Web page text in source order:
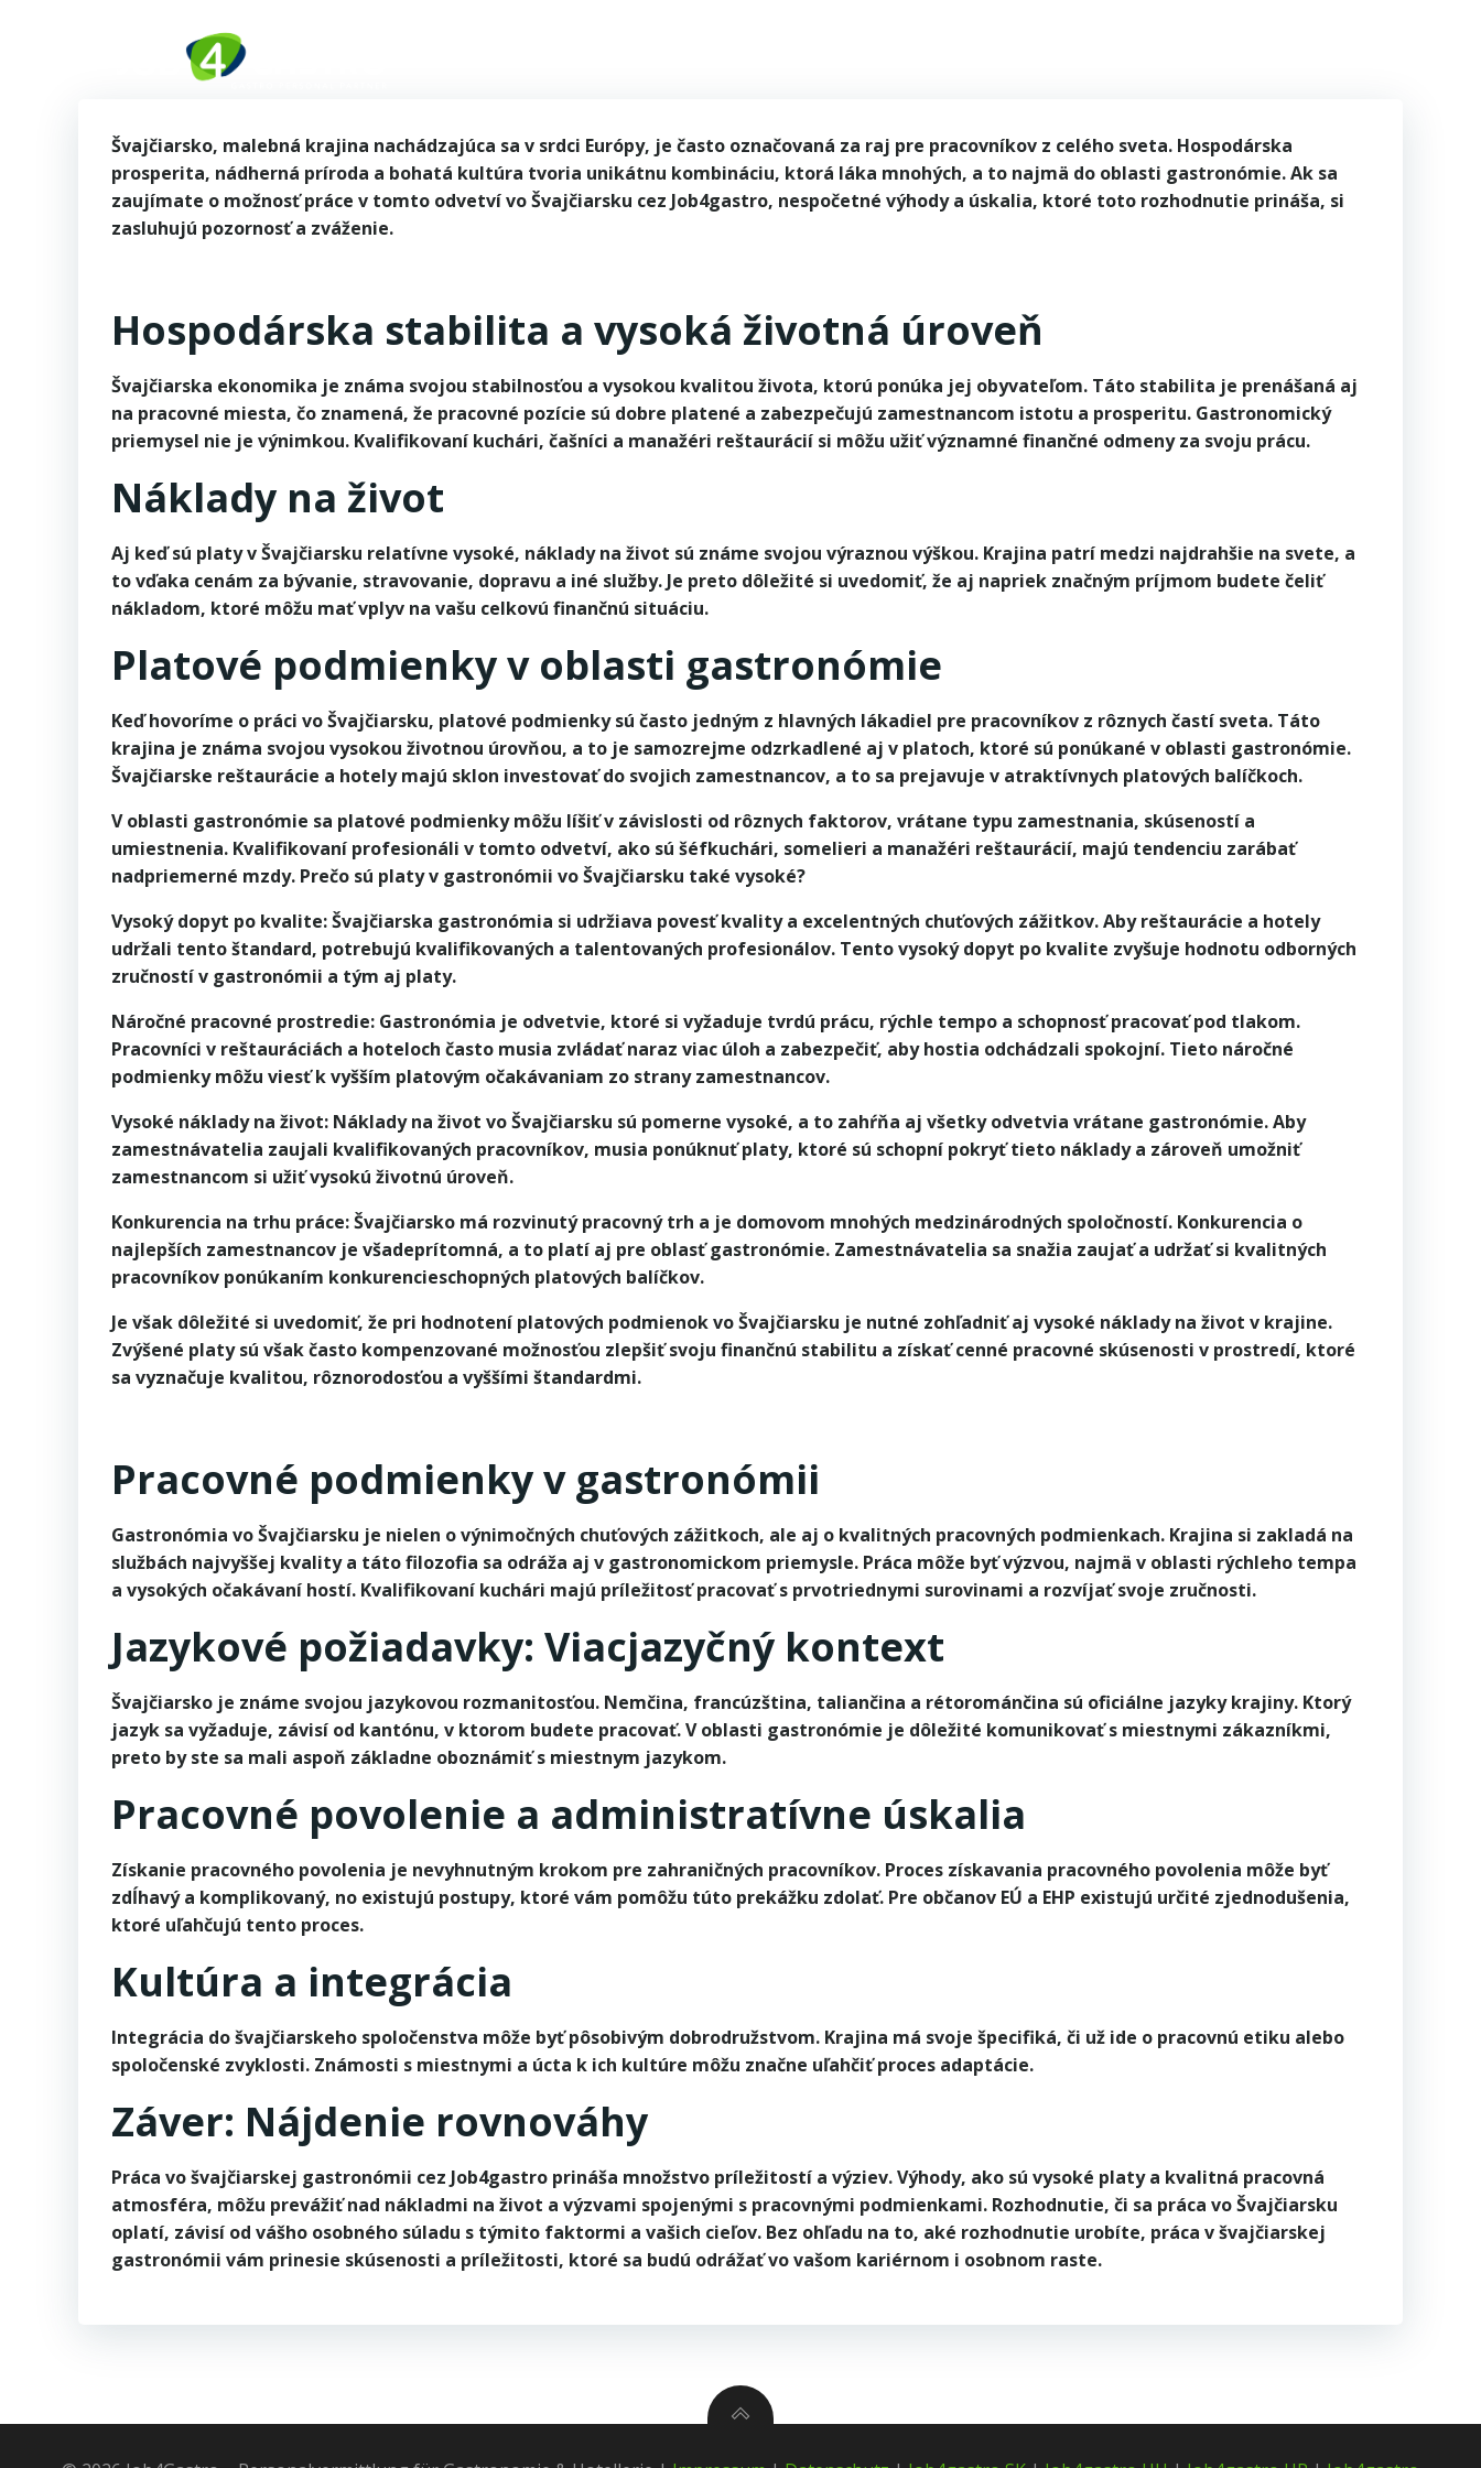
Švajčiarsko, malebná krajina nachádzajúca sa v srdci Európy, je často označovaná za raj pre pracovníkov z celého sveta. Hospodárska
prosperita, nádherná príroda a bohatá kultúra tvoria unikátnu kombináciu, ktorá láka mnohých, a to najmä do oblasti gastronómie. Ak sa
zaujímate o možnosť práce v tomto odvetví vo Švajčiarsku cez Job4gastro, nespočetné výhody a úskalia, ktoré toto rozhodnutie prináša, si
zasluhujú pozornosť a zváženie.
Hospodárska stabilita a vysoká životná úroveň
Švajčiarska ekonomika je známa svojou stabilnosťou a vysokou kvalitou života, ktorú ponúka jej obyvateľom. Táto stabilita je prenášaná aj
na pracovné miesta, čo znamená, že pracovné pozície sú dobre platené a zabezpečujú zamestnancom istotu a prosperitu. Gastronomický
priemysel nie je výnimkou. Kvalifikovaní kuchári, čašníci a manažéri reštaurácií si môžu užiť významné finančné odmeny za svoju prácu.
Náklady na život
Aj keď sú platy v Švajčiarsku relatívne vysoké, náklady na život sú známe svojou výraznou výškou. Krajina patrí medzi najdrahšie na svete, a
to vďaka cenám za bývanie, stravovanie, dopravu a iné služby. Je preto dôležité si uvedomiť, že aj napriek značným príjmom budete čeliť
nákladom, ktoré môžu mať vplyv na vašu celkovú finančnú situáciu.
Platové podmienky v oblasti gastronómie
Keď hovoríme o práci vo Švajčiarsku, platové podmienky sú často jedným z hlavných lákadiel pre pracovníkov z rôznych častí sveta. Táto
krajina je známa svojou vysokou životnou úrovňou, a to je samozrejme odzrkadlené aj v platoch, ktoré sú ponúkané v oblasti gastronómie.
Švajčiarske reštaurácie a hotely majú sklon investovať do svojich zamestnancov, a to sa prejavuje v atraktívnych platových balíčkoch.
V oblasti gastronómie sa platové podmienky môžu líšiť v závislosti od rôznych faktorov, vrátane typu zamestnania, skúseností a
umiestnenia. Kvalifikovaní profesionáli v tomto odvetví, ako sú šéfkuchári, somelieri a manažéri reštaurácií, majú tendenciu zarábať
nadpriemerné mzdy. Prečo sú platy v gastronómii vo Švajčiarsku také vysoké?
Vysoký dopyt po kvalite: Švajčiarska gastronómia si udržiava povesť kvality a excelentných chuťových zážitkov. Aby reštaurácie a hotely
udržali tento štandard, potrebujú kvalifikovaných a talentovaných profesionálov. Tento vysoký dopyt po kvalite zvyšuje hodnotu odborných
zručností v gastronómii a tým aj platy.
Náročné pracovné prostredie: Gastronómia je odvetvie, ktoré si vyžaduje tvrdú prácu, rýchle tempo a schopnosť pracovať pod tlakom.
Pracovníci v reštauráciách a hoteloch často musia zvládať naraz viac úloh a zabezpečiť, aby hostia odchádzali spokojní. Tieto náročné
podmienky môžu viesť k vyšším platovým očakávaniam zo strany zamestnancov.
Vysoké náklady na život: Náklady na život vo Švajčiarsku sú pomerne vysoké, a to zahŕňa aj všetky odvetvia vrátane gastronómie. Aby
zamestnávatelia zaujali kvalifikovaných pracovníkov, musia ponúknuť platy, ktoré sú schopní pokryť tieto náklady a zároveň umožniť
zamestnancom si užiť vysokú životnú úroveň.
Konkurencia na trhu práce: Švajčiarsko má rozvinutý pracovný trh a je domovom mnohých medzinárodných spoločností. Konkurencia o
najlepších zamestnancov je všadeprítomná, a to platí aj pre oblasť gastronómie. Zamestnávatelia sa snažia zaujať a udržať si kvalitných
pracovníkov ponúkaním konkurencieschopných platových balíčkov.
Je však dôležité si uvedomiť, že pri hodnotení platových podmienok vo Švajčiarsku je nutné zohľadniť aj vysoké náklady na život v krajine.
Zvýšené platy sú však často kompenzované možnosťou zlepšiť svoju finančnú stabilitu a získať cenné pracovné skúsenosti v prostredí, ktoré
sa vyznačuje kvalitou, rôznorodosťou a vyššími štandardmi.
Pracovné podmienky v gastronómii
Gastronómia vo Švajčiarsku je nielen o výnimočných chuťových zážitkoch, ale aj o kvalitných pracovných podmienkach. Krajina si zakladá na
službách najvyššej kvality a táto filozofia sa odráža aj v gastronomickom priemysle. Práca môže byť výzvou, najmä v oblasti rýchleho tempa
a vysokých očakávaní hostí. Kvalifikovaní kuchári majú príležitosť pracovať s prvotriednymi surovinami a rozvíjať svoje zručnosti.
Jazykové požiadavky: Viacjazyčný kontext
Švajčiarsko je známe svojou jazykovou rozmanitosťou. Nemčina, francúzština, taliančina a rétorománčina sú oficiálne jazyky krajiny. Ktorý
jazyk sa vyžaduje, závisí od kantónu, v ktorom budete pracovať. V oblasti gastronómie je dôležité komunikovať s miestnymi zákazníkmi,
preto by ste sa mali aspoň základne oboznámiť s miestnym jazykom.
Pracovné povolenie a administratívne úskalia
Získanie pracovného povolenia je nevyhnutným krokom pre zahraničných pracovníkov. Proces získavania pracovného povolenia môže byť
zdĺhavý a komplikovaný, no existujú postupy, ktoré vám pomôžu túto prekážku zdolať. Pre občanov EÚ a EHP existujú určité zjednodušenia,
ktoré uľahčujú tento proces.
Kultúra a integrácia
Integrácia do švajčiarskeho spoločenstva môže byť pôsobivým dobrodružstvom. Krajina má svoje špecifiká, či už ide o pracovnú etiku alebo
spoločenské zvyklosti. Známosti s miestnymi a úcta k ich kultúre môžu značne uľahčiť proces adaptácie.
Záver: Nájdenie rovnováhy
Práca vo švajčiarskej gastronómii cez Job4gastro prináša množstvo príležitostí a výziev. Výhody, ako sú vysoké platy a kvalitná pracovná
atmosféra, môžu prevážiť nad nákladmi na život a výzvami spojenými s pracovnými podmienkami. Rozhodnutie, či sa práca vo Švajčiarsku
oplatí, závisí od vášho osobného súladu s týmito faktormi a vašich cieľov. Bez ohľadu na to, aké rozhodnutie urobíte, práca v švajčiarskej
gastronómii vám prinesie skúsenosti a príležitosti, ktoré sa budú odrážať vo vašom kariérnom i osobnom raste.